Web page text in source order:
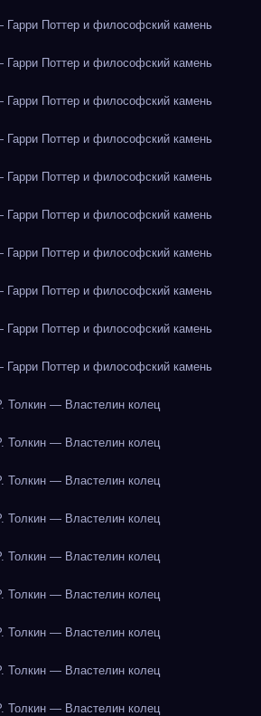
Поттер и философский камень
Поттер и философский камень
Поттер и философский камень
Поттер и философский камень
Поттер и философский камень
Поттер и философский камень
Поттер и философский камень
Поттер и философский камень
Поттер и философский камень
Поттер и философский камень
Толкин — Властелин колец
Толкин — Властелин колец
Толкин — Властелин колец
Толкин — Властелин колец
Толкин — Властелин колец
Толкин — Властелин колец
Толкин — Властелин колец
Толкин — Властелин колец
Толкин — Властелин колец